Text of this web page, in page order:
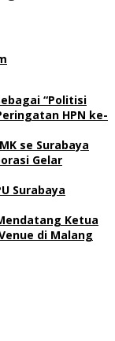
“Politisi
HPN ke-
se Surabaya
Gelar
Surabaya
Ketua
di Malang